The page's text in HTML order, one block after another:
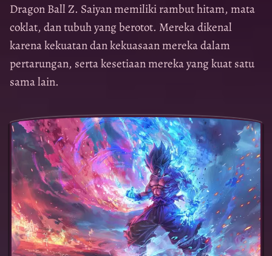
Dragon Ball Z. Saiyan memiliki rambut hitam, mata
coklat, dan tubuh yang berotot. Mereka dikenal
karena kekuatan dan kekuasaan mereka dalam
pertarungan, serta kesetiaan mereka yang kuat satu
sama lain.